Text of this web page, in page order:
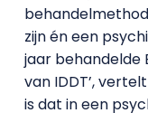
zijn én een
jaar behandelde
van IDDT’,
is dat in een